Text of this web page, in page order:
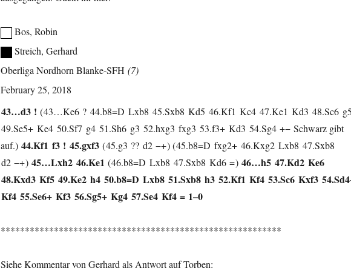
Bos, Robin
Streich, Gerhard
Oberliga Nordhorn Blanke-SFH 7
February 25, 2018
43…d3 ! 43…Ke6 ? 44.b8=D Lxb8 45.Sxb8 Kd5 46.Kf1 Kc4 47.Ke1 Kd3 48.Sc6
49.Se5+ Ke4 50.Sf7 g4 51.Sh6 g3 52.hxg3 fxg3 53.f3+ Kd3 54.Sg4 +− Schwarz gibt
auf. 44.Kf1 f3 ! 45.gxf3 45.g3 ?? d2 −+ 45.b8=D fxg2+ 46.Kxg2 Lxb8 47.Sxb8
d2 −+ 45…Lxh2 46.Ke1 46.b8=D Lxb8 47.Sxb8 Kd6 = 46…h5 47.Kd2 Ke6
48.Kxd3 Kf5 49.Ke2 h4 50.b8=D Lxb8 51.Sxb8 h3 52.Kf1 Kf4 53.Sc6 Kxf3 54.
Kf4 55.Se6+ Kf3 56.Sg5+ Kg4 57.Se4 Kf4 = 1–0
**********************************************************
Siehe Kommentar von Gerhard als Antwort auf Torben: